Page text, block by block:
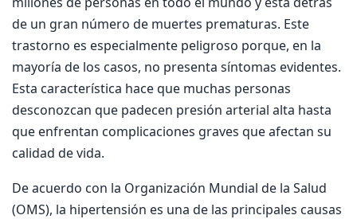
de un gran número de muertes prematuras. Este
trastorno es especialmente peligroso porque, en la
mayoría de los casos, no presenta síntomas evidentes.
Esta característica hace que muchas personas
desconozcan que padecen presión arterial alta hasta
que enfrentan complicaciones graves que afectan su
calidad de vida.
De acuerdo con la Organización Mundial de la Salud
(OMS), la hipertensión es una de las principales causas